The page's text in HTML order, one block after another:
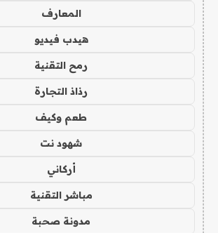
المعارف
هيدب فيديو
رمح التقنية
رذاذ التجارة
طعم وكيف
شهود نت
أركاني
مباشر التقنية
مدونة صحبة